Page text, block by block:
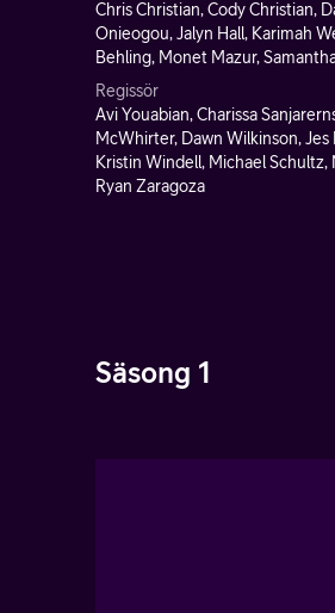
Chris Christian, Cody Christian,
Onieogou, Jalyn Hall, Karimah
Behling, Monet Mazur,
Regissör
Avi Youabian, Charissa
McWhirter, Dawn Wilkinson, Jes
Kristin Windell, Michael Schultz,
Ryan Zaragoza
Säsong 1